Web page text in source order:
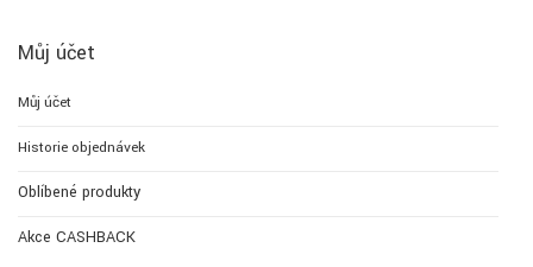
Můj účet
Můj účet
Historie objednávek
Oblíbené produkty
Akce CASHBACK